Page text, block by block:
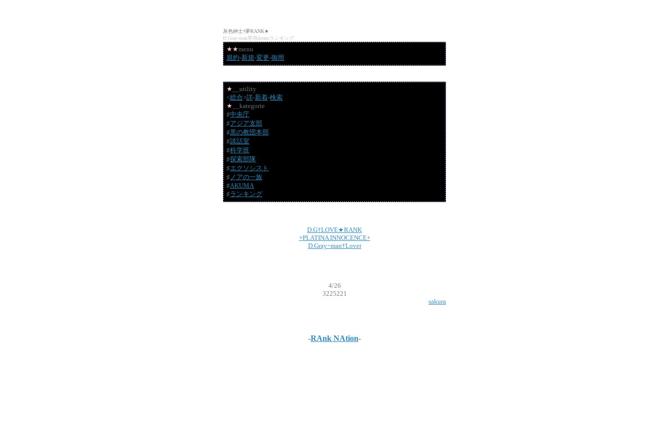
灰色紳士†夢RANK★
D.Gray-man専用dreamランキング
★★menu
規約-新規-変更-御用
★ __utility
<総合>詳-新着-検索
★ __kategorie
♯中央庁
♯アジア支部
♯黒の教団本部
♯談話室
♯科学班
♯探索部隊
♯エクソシスト
♯ ノアの一族
♯AKUMA
♯ランキング
D.G†LOVE★RANK
+PLATINA INNOCENCE+
D.Grayｰman†Lover
4/26
3225221
sakura
-RAnk NAtion-